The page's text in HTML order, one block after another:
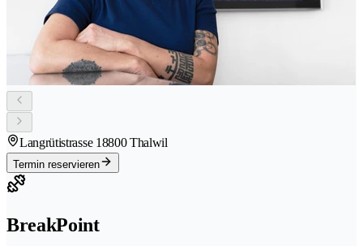
Langrütistrasse 18800 Thalwil
Termin reservieren
BreakPoint